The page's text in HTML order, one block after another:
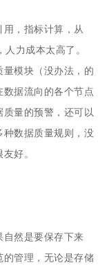
，指标计算，从
力成本太高了。
量模块（没办法，的
据流向的各个节点
量的预警，还可以
数据质量规则，没
好。
然是要保存下来
管理，无论是存储